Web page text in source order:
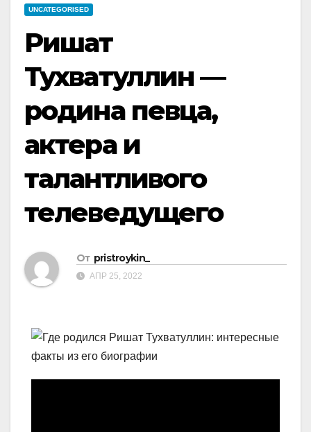
UNCATEGORISED
Ришат
Тухватуллин —
родина певца,
актера и
талантливого
телеведущего
От pristroykin_
АПР 25, 2022